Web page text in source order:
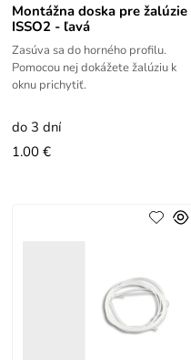
Montážna doska pre žalúzie
ISSO2 - ľavá
Zasúva sa do horného profilu.
Pomocou nej dokážete žalúziu k
oknu prichytiť.
do 3 dní
1.00 €